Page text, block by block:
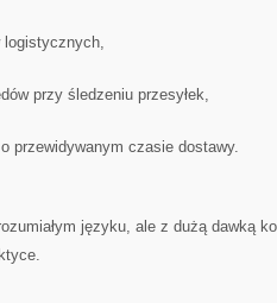
logistycznych,
przy śledzeniu przesyłek,
przewidywanym czasie dostawy.
języku, ale z dużą dawką